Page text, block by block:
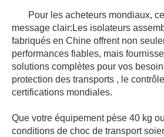
Pour les acheteurs mondiaux,
message clair:Les isolateurs
fabriqués en Chine offrent non
performances fiables, mais
solutions complètes pour vos
protection des transports , le
certifications mondiales.
Que votre équipement pèse 40 kg
conditions de choc de transport